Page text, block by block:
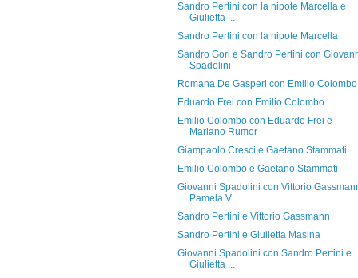
Sandro Pertini con la nipote Marcella e
Giulietta ...
Sandro Pertini con la nipote Marcella
Sandro Gori e Sandro Pertini con
Spadolini
Romana De Gasperi con Emilio Colombo
Eduardo Frei con Emilio Colombo
Emilio Colombo con Eduardo Frei e
Mariano Rumor
Giampaolo Cresci e Gaetano Stammati
Emilio Colombo e Gaetano Stammati
Giovanni Spadolini con Vittorio
Pamela V...
Sandro Pertini e Vittorio Gassmann
Sandro Pertini e Giulietta Masina
Giovanni Spadolini con Sandro Pertini e
Giulietta ...